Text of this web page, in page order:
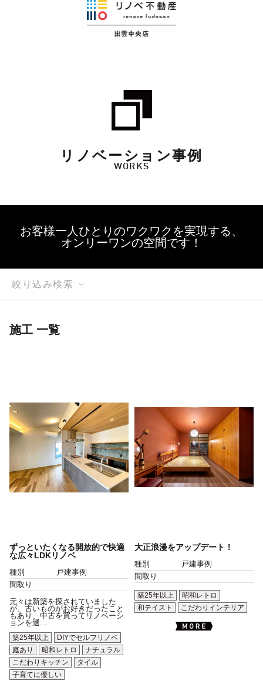
リノベーション事例
WORKS
お客様一人ひとりのワクワクを実現する、
オンリーワンの空間です！
絞り込み検索
施工 一覧
ずっといたくなる開放的で快適
な広々LDKリノベ
種別
戸建事例
間取り
元々は新築を探されていました
が、古いものがお好きだったこと
もあり、中古を買ってリノベーシ
ョンを選...
築25年以上
DIYでセルフリノベ
庭あり
昭和レトロ
ナチュラル
こだわりキッチン
タイル
子育てに優しい
大正浪漫をアップデート！
種別
戸建事例
間取り
築25年以上
昭和レトロ
和テイスト
こだわりインテリア